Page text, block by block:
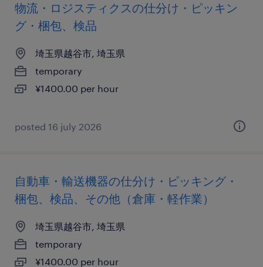
物流・ロジスティクスの仕分け・ピッキン
グ・梱包、検品
埼玉県越谷市, 埼玉県
temporary
¥1400.00 per hour
posted 16 july 2026
自動車・輸送機器の仕分け・ピッキング・
梱包、検品、その他（倉庫・軽作業）
埼玉県越谷市, 埼玉県
temporary
¥1400.00 per hour